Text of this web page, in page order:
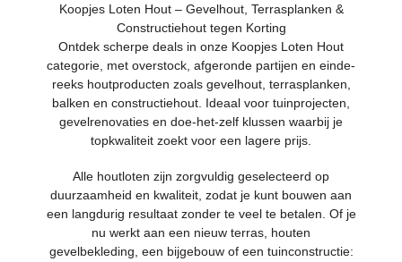
Koopjes Loten Hout – Gevelhout, Terrasplanken &
Constructiehout tegen Korting
Ontdek scherpe deals in onze Koopjes Loten Hout
categorie, met overstock, afgeronde partijen en einde-
reeks houtproducten zoals gevelhout, terrasplanken,
balken en constructiehout. Ideaal voor tuinprojecten,
gevelrenovaties en doe-het-zelf klussen waarbij je
topkwaliteit zoekt voor een lagere prijs.
Alle houtloten zijn zorgvuldig geselecteerd op
duurzaamheid en kwaliteit, zodat je kunt bouwen aan
een langdurig resultaat zonder te veel te betalen. Of je
nu werkt aan een nieuw terras, houten
gevelbekleding, een bijgebouw of een tuinconstructie: